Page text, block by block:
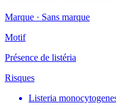
Marque · Sans marque
Motif
Présence de listéria
Risques
Listeria